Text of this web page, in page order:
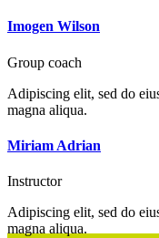
Imogen Wilson
Group coach
Adipiscing elit, sed do
magna aliqua.
Miriam Adrian
Instructor
Adipiscing elit, sed do
magna aliqua.